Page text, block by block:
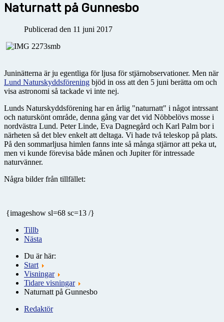
Naturnatt på Gunnesbo
Publicerad den 11 juni 2017
Juninätterna är ju egentliga för ljusa för stjärnobservationer. Men när
Lund Naturskyddsförening bjöd in oss att den 5 juni berätta om och
visa astronomi så tackade vi inte nej.
Lunds Naturskyddsförening har en årlig "naturnatt" i något intrssant
och naturskönt område, denna gång var det vid Nöbbelövs mosse i
nordvästra Lund. Peter Linde, Eva Dagnegård och Karl Palm bor i
närheten så det blev enkelt att deltaga. Vi hade två teleskop på plats.
På den sommarljusa himlen fanns inte så många stjärnor att peka ut,
men vi kunde förevisa både månen och Jupiter för intressade
naturvänner.
Några bilder från tillfället:
{imageshow sl=68 sc=13 /}
Tillb
Nästa
Du är här:
Start
Visningar
Tidare visningar
Naturnatt på Gunnesbo
Redaktör